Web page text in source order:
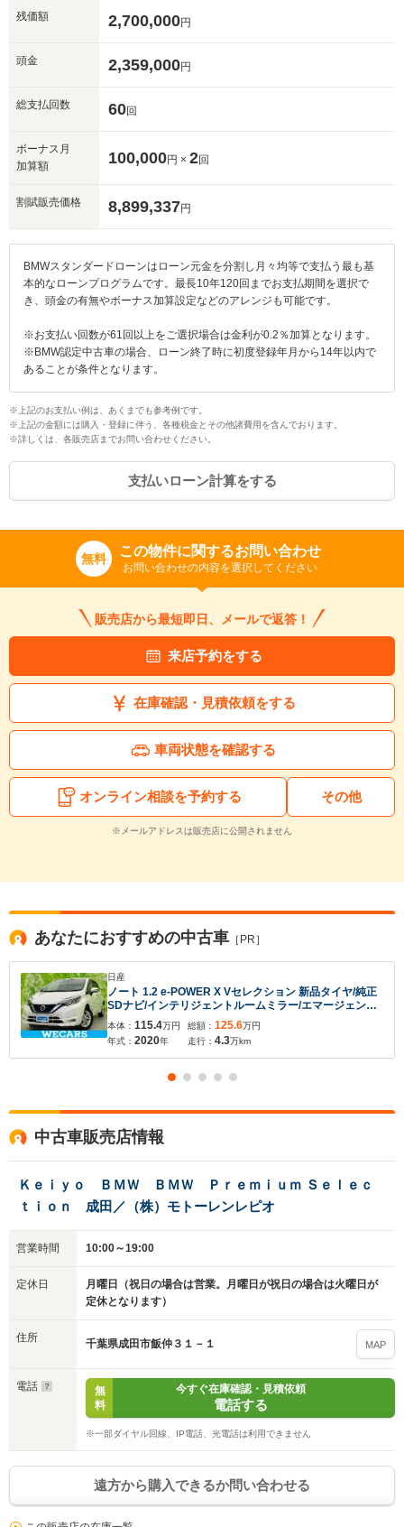
残価額 2,700,000円
頭金 2,359,000円
総支払回数 60回
ボーナス月
加算額
100,000円 × 2回
割賦販売価格 8,899,337円
BMWスタンダードローンはローン元金を分割し月々均等で支払う最も基
本的なローンプログラムです。最長10年120回までお支払期間を選択で
き、頭金の有無やボーナス加算設定などのアレンジも可能です。
※お支払い回数が61回以上をご選択場合は金利が0.2％加算となります。
※BMW認定中古車の場合、ローン終了時に初度登録年月から14年以内で
あることが条件となります。
※上記のお支払い例は、あくまでも参考例です。
※上記の金額には購入・登録に伴う、各種税金とその他諸費用を含んでおります。
※詳しくは、各販売店までお問い合わせください。
支払いローン計算をする
無料 この物件に関するお問い合わせ
お問い合わせの内容を選択してください
販売店から最短即日、メールで返答！
来店予約をする
在庫確認・見積依頼をする
車両状態を確認する
オンライン相談を予約する その他
※メールアドレスは販売店に公開されません
あなたにおすすめの中古車 ［PR］
日産
ノート 1.2 e-POWER X Vセレクション 新品タイヤ/純正
SDナビ/インテリジェントルームミラー/エマージェンシ
ーブレーキ/アラウンドビューモニター/車線逸脱防止支援
システム/ヘッドランプ LED/Bluetooth接続/ETC
本体： 115.4万円
年式： 2020年
総額： 125.6万円
走行： 4.3万km
中古車販売店情報
Ｋｅｉｙｏ ＢＭＷ ＢＭＷ Ｐｒｅｍｉｕｍ Ｓｅｌｅｃ
ｔｉｏｎ 成田／（株）モトーレンレピオ
営業時間 10:00～19:00
定休日
月曜日（祝日の場合は営業。月曜日が祝日の場合は火曜日が
定休となります）
住所 千葉県成田市飯仲３１－１ MAP
電話
無
料
今すぐ在庫確認・見積依頼
電話する
※一部ダイヤル回線、IP電話、光電話は利用できません
遠方から購入できるか問い合わせる
いいえ